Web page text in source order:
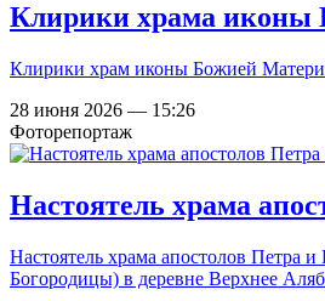
Клирики храма иконы
Клирики храм иконы Божией Матери
28 июня 2026 — 15:26
Фоторепортаж
Настоятель храма
Настоятель храма апостолов Петра
Богородицы) в деревне Верхнее